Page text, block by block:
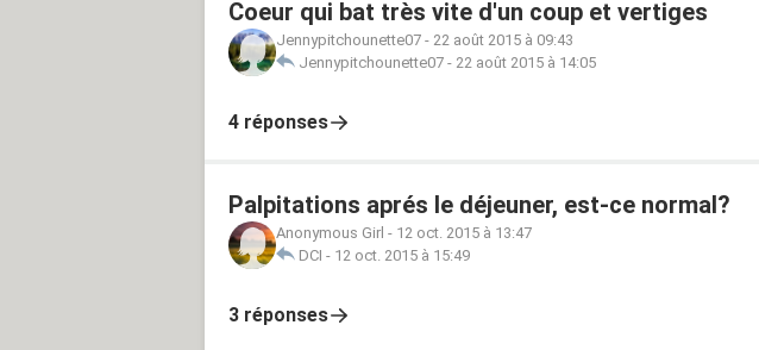
Coeur qui bat très vite d'un coup et vertiges
Jennypitchounette07 - 22 août 2015 à 09:43
Jennypitchounette07 - 22 août 2015 à 14:05
4 réponses
Palpitations aprés le déjeuner, est-ce normal?
Anonymous Girl - 12 oct. 2015 à 13:47
DCI - 12 oct. 2015 à 15:49
3 réponses